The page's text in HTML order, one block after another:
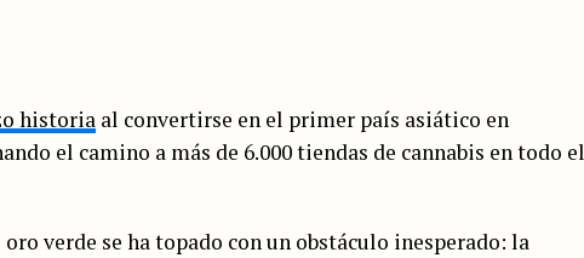
historia al convertirse en el primer país asiático en
el camino a más de 6.000 tiendas de cannabis en todo el
verde se ha topado con un obstáculo inesperado: la